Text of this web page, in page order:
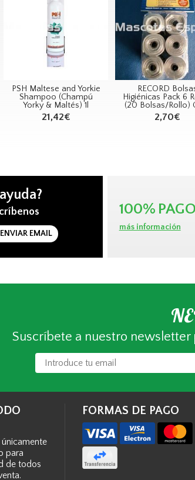
PSH Maltese and Yorkie
Shampoo (Champú
Yorky & Maltés) 1l
21,42€
RECORD
Higiénicas Pack 6
(20 Bolsas/Rollo)
2,70€
ENVIAR EMAIL
100%
más información
Suscríbete a nuestro newsletter
para
de todos
FORMAS DE PAGO